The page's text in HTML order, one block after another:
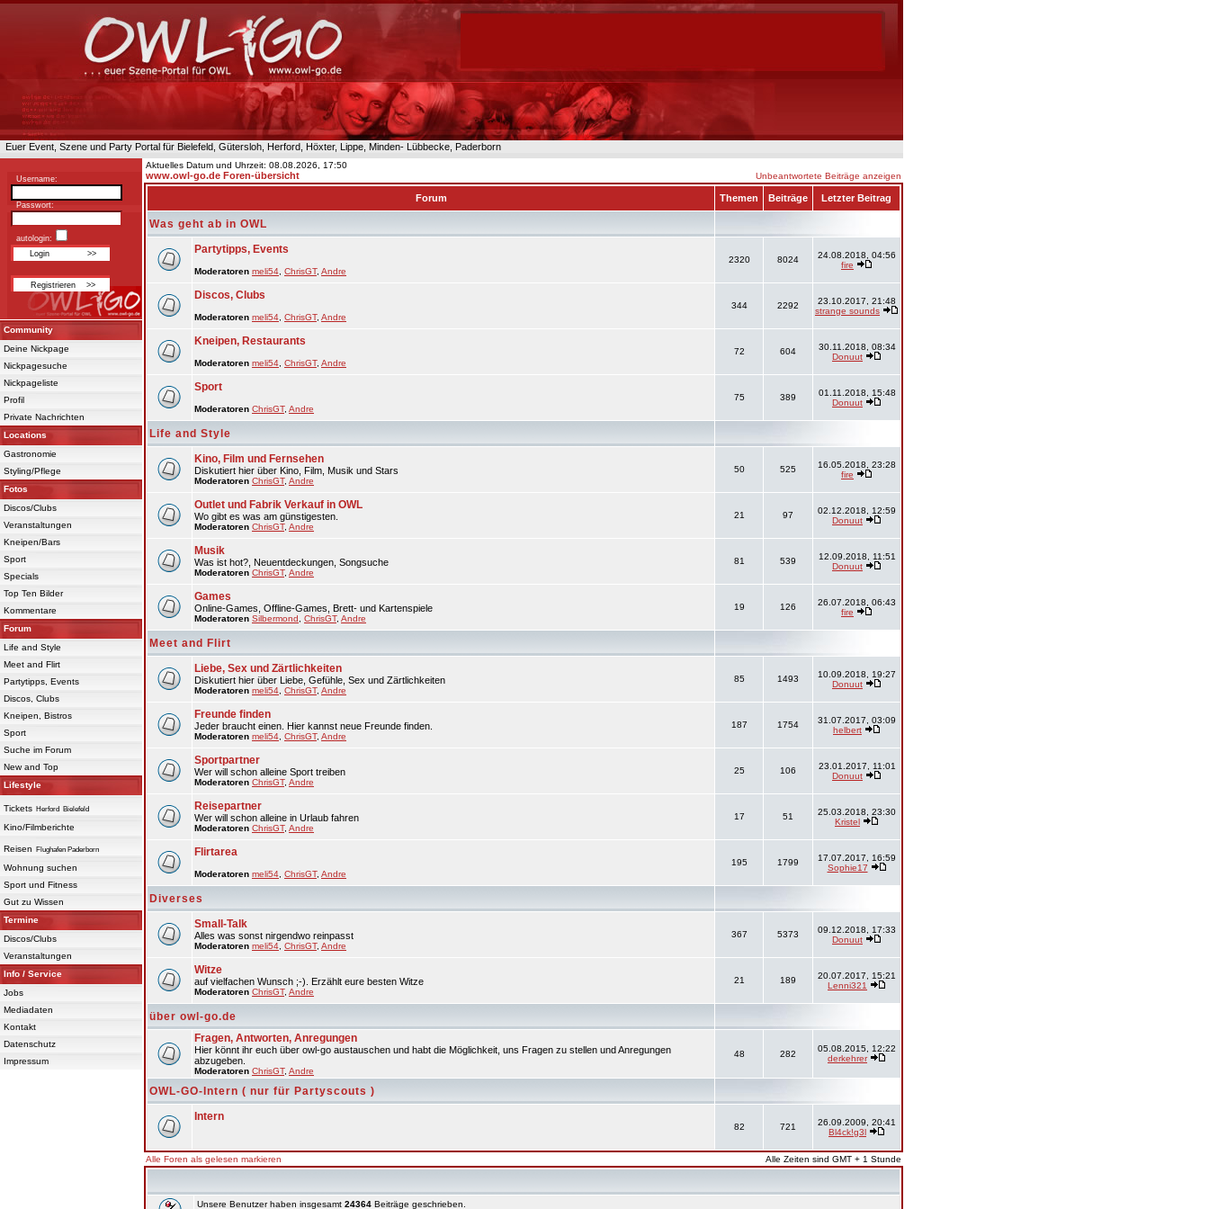
Euer Event, Szene und Party Portal für Bielefeld, Gütersloh, Herford, Höxter, Lippe, Minden- Lübbecke, Paderborn
Username:
Passwort:
autologin:
Community
Deine Nickpage
Nickpagesuche
Nickpageliste
Profil
Private Nachrichten
Locations
Gastronomie
Styling/Pflege
Fotos
Discos/Clubs
Veranstaltungen
Kneipen/Bars
Sport
Specials
Top Ten Bilder
Kommentare
Forum
Life and Style
Meet and Flirt
Partytipps, Events
Discos, Clubs
Kneipen, Bistros
Sport
Suche im Forum
New and Top
Lifestyle
Tickets Herford Bielefeld
Kino/Filmberichte
Reisen Flughafen Paderborn
Wohnung suchen
Sport und Fitness
Gut zu Wissen
Termine
Discos/Clubs
Veranstaltungen
Info / Service
Jobs
Mediadaten
Kontakt
Datenschutz
Impressum
Aktuelles Datum und Uhrzeit: 08.08.2026, 17:50
www.owl-go.de Foren-übersicht Unbeantwortete Beiträge anzeigen
Forum Themen Beiträge Letzter Beitrag
Was geht ab in OWL
Partytipps, Events
Moderatoren meli54 ChrisGT, Andre
2320 8024
24.08.2018, 04:56
fire
Discos, Clubs
Moderatoren meli54 ChrisGT, Andre
344 2292
23.10.2017, 21:48
strange sounds
Kneipen, Restaurants
Moderatoren meli54 ChrisGT, Andre
72 604
30.11.2018, 08:34
Donuut
Sport
Moderatoren ChrisGT, Andre
75 389
01.11.2018, 15:48
Donuut
Life and Style
Kino, Film und Fernsehen
Diskutiert hier über Kino, Film, Musik und Stars
Moderatoren ChrisGT, Andre
50 525
16.05.2018, 23:28
fire
Outlet und Fabrik Verkauf in OWL
Wo gibt es was am günstigesten.
Moderatoren ChrisGT, Andre
21 97
02.12.2018, 12:59
Donuut
Musik
Was ist hot?, Neuentdeckungen, Songsuche
Moderatoren ChrisGT, Andre
81 539
12.09.2018, 11:51
Donuut
Games
Online-Games, Offline-Games, Brett- und Kartenspiele
Moderatoren Silbermond ChrisGT, Andre
19 126
26.07.2018, 06:43
fire
Meet and Flirt
Liebe, Sex und Zärtlichkeiten
Diskutiert hier über Liebe, Gefühle, Sex und Zärtlichkeiten
Moderatoren meli54 ChrisGT, Andre
85 1493
10.09.2018, 19:27
Donuut
Freunde finden
Jeder braucht einen. Hier kannst neue Freunde finden.
Moderatoren meli54 ChrisGT, Andre
187 1754
31.07.2017, 03:09
helbert
Sportpartner
Wer will schon alleine Sport treiben
Moderatoren ChrisGT, Andre
25 106
23.01.2017, 11:01
Donuut
Reisepartner
Wer will schon alleine in Urlaub fahren
Moderatoren ChrisGT, Andre
17 51
25.03.2018, 23:30
Kristel
Flirtarea
Moderatoren meli54 ChrisGT, Andre
195 1799
17.07.2017, 16:59
Sophie17
Diverses
Small-Talk
Alles was sonst nirgendwo reinpasst
Moderatoren meli54 ChrisGT, Andre
367 5373
09.12.2018, 17:33
Donuut
Witze
auf vielfachen Wunsch ;-). Erzählt eure besten Witze
Moderatoren ChrisGT, Andre
21 189
20.07.2017, 15:21
Lenni321
über owl-go.de
Fragen, Antworten, Anregungen
Hier könnt ihr euch über owl-go austauschen und habt die Möglichkeit, uns Fragen zu stellen und Anregungen
abzugeben.
Moderatoren ChrisGT, Andre
48 282
05.08.2015, 12:22
derkehrer
OWL-GO-Intern ( nur für Partyscouts )
Intern
82 721
26.09.2009, 20:41
Bl4ck!g3l
Alle Foren als gelesen markieren Alle Zeiten sind GMT + 1 Stunde
Unsere Benutzer haben insgesamt 24364 Beiträge geschrieben.